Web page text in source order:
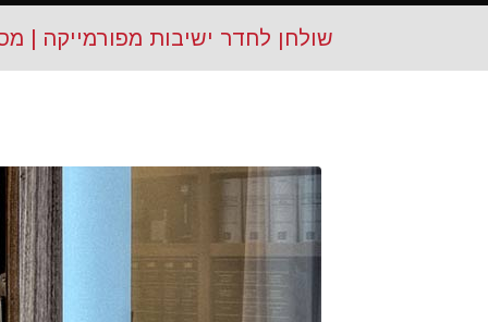
שולחן לחדר ישיבות מפורמייקה | מס':